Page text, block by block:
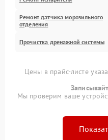
Ремонт датчика морозильного
отделения
Прочистка дренажной системы
Цены в прайс-листе
Мы проверим ваше